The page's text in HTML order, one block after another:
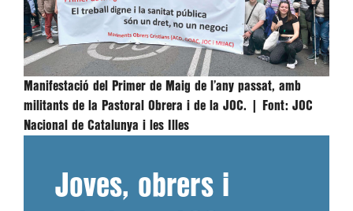
Manifestació del Primer de Maig de l’any passat, amb
militants de la Pastoral Obrera i de la JOC. |
Font: JOC
Nacional de Catalunya i les Illes
Joves, obrers i